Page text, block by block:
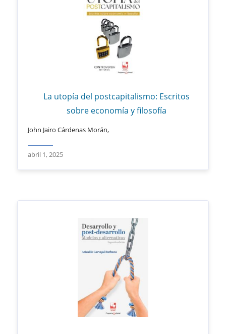
La utopía del postcapitalismo: Escritos
sobre economía y filosofía
John Jairo Cárdenas Morán,
abril 1, 2025